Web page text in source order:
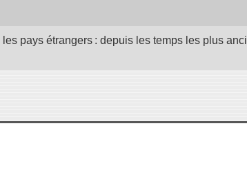
pays étrangers : depuis les temps les plus